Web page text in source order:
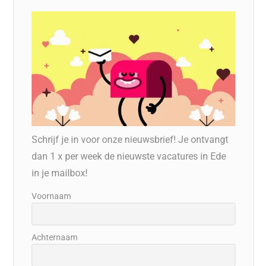
Schrijf je in voor onze nieuwsbrief! Je ontvangt
dan 1 x per week de nieuwste vacatures in Ede
in je mailbox!
Voornaam
Achternaam